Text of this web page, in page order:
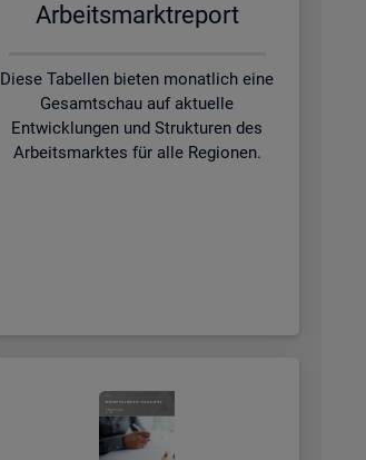
Ar­beits­markt­re­port
Diese Tabellen bieten monatlich eine
Gesamtschau auf aktuelle
Entwicklungen und Strukturen des
Arbeitsmarktes für alle Regionen.